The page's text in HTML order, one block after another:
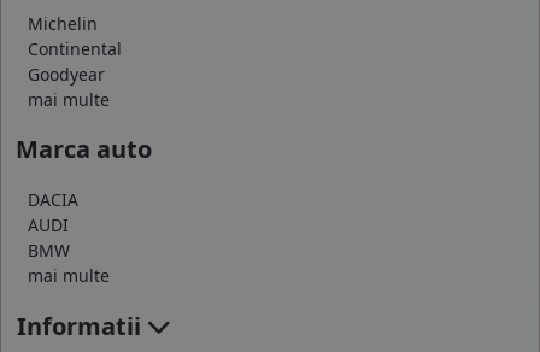
Michelin
Continental
Goodyear
mai multe
Marca auto
DACIA
AUDI
BMW
mai multe
Informatii